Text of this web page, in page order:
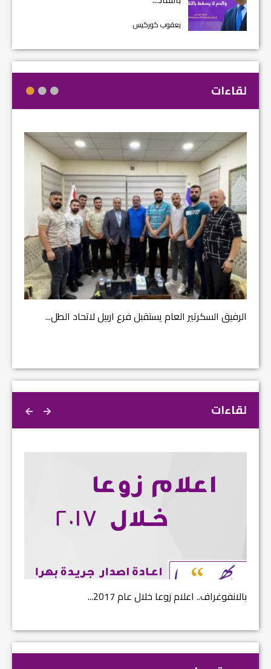
يعقوب كوركيس
لقاءات
الرفيق السكرتير العام يستقبل فرع اربيل لاتحاد الطل...
لقاءات
بالانفوغراف.. اعلام زوعا خلال عام 2017...